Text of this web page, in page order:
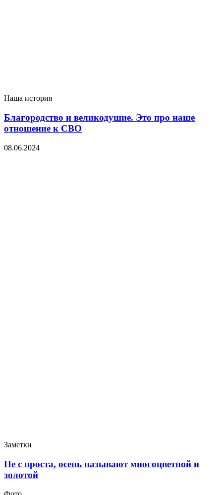
Наша история
Благородство и великодушие. Это про наше
отношение к СВО
08.06.2024
Заметки
Не с проста, осень называют многоцветной и
золотой